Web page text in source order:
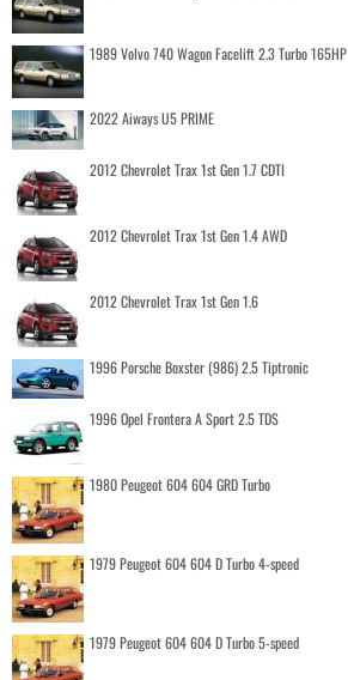
1989 Volvo 740 Wagon Facelift 2.3 Turbo 165HP
2022 Aiways U5 PRIME
2012 Chevrolet Trax 1st Gen 1.7 CDTI
2012 Chevrolet Trax 1st Gen 1.4 AWD
2012 Chevrolet Trax 1st Gen 1.6
1996 Porsche Boxster (986) 2.5 Tiptronic
1996 Opel Frontera A Sport 2.5 TDS
1980 Peugeot 604 604 GRD Turbo
1979 Peugeot 604 604 D Turbo 4-speed
1979 Peugeot 604 604 D Turbo 5-speed